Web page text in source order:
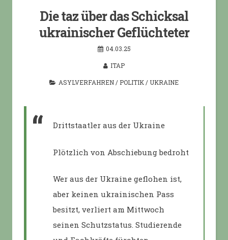
Die taz über das Schicksal
ukrainischer Geflüchteter
04.03.25
ITAP
ASYLVERFAHREN / POLITIK / UKRAINE
Drittstaatler aus der Ukraine
Plötzlich von Abschiebung bedroht
Wer aus der Ukraine geflohen ist,
aber keinen ukrainischen Pass
besitzt, verliert am Mittwoch
seinen Schutzstatus. Studierende